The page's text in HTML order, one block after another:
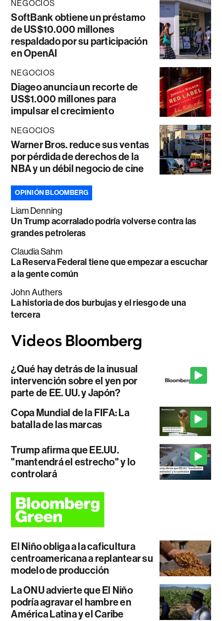
NEGOCIOS
SoftBank obtiene un préstamo
de US$10.000 millones
respaldado por su participación
en OpenAI
NEGOCIOS
Diageo anuncia un recorte de
US$1.000 millones para
impulsar el crecimiento
NEGOCIOS
Warner Bros. reduce sus ventas
por pérdida de derechos de la
NBA y un débil negocio de cine
OPINIÓN BLOOMBERG
Liam Denning
Un Trump acorralado podría volverse contra las
grandes petroleras
Claudia Sahm
La Reserva Federal tiene que empezar a escuchar
a la gente común
John Authers
La historia de dos burbujas y el riesgo de una
tercera
¿Qué hay detrás de la inusual
intervención sobre el yen por
parte de EE. UU. y Japón?
Copa Mundial de la FIFA: La
batalla de las marcas
Trump afirma que EE.UU.
"mantendrá el estrecho" y lo
controlará
El Niño obliga a la caficultura
centroamericana a replantear su
modelo de producción
La ONU advierte que El Niño
podría agravar el hambre en
América Latina y el Caribe